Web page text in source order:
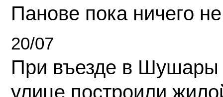
Панове пока ничего
20/07
При въезде в Шушары
улице построили